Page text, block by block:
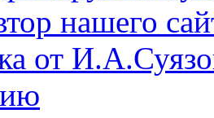
нашего
от